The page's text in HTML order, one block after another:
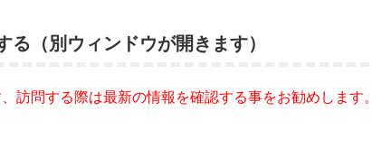
る（別ウィンドウが開きます）
訪問する際は最新の情報を確認する事をお勧めします。